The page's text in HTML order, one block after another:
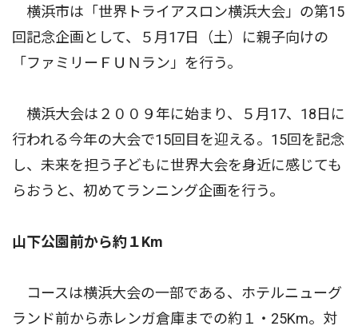
横浜市は「世界トライアスロン横浜大会」の第15
回記念企画として、５月17日（土）に親子向けの
「ファミリーＦＵＮラン」を行う。
横浜大会は２００９年に始まり、５月17、18日に
行われる今年の大会で15回目を迎える。15回を記念
し、未来を担う子どもに世界大会を身近に感じても
らおうと、初めてランニング企画を行う。
山下公園前から約１Km
コースは横浜大会の一部である、ホテルニューグ
ランド前から赤レンガ倉庫までの約１・25Km。対